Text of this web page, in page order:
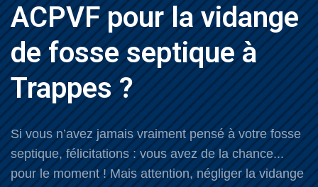
ACPVF pour la vidange
de fosse septique à
Trappes ?
Si vous n’avez jamais vraiment pensé à votre fosse
septique, félicitations : vous avez de la chance...
pour le moment ! Mais attention, négliger la vidange